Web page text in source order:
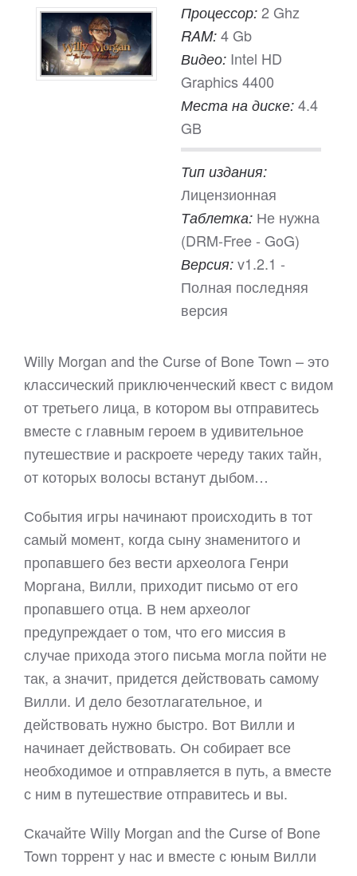
Процессор: 2 Ghz
RAM: 4 Gb
Видео: Intel HD
Graphics 4400
Места на диске: 4.4
GB
Тип издания:
Лицензионная
Таблетка: Не нужна
(DRM-Free - GoG)
Версия: v1.2.1 -
Полная последняя
версия
Willy Morgan and the Curse of Bone Town – это
классический приключенческий квест с видом
от третьего лица, в котором вы отправитесь
вместе с главным героем в удивительное
путешествие и раскроете череду таких тайн,
от которых волосы встанут дыбом…
События игры начинают происходить в тот
самый момент, когда сыну знаменитого и
пропавшего без вести археолога Генри
Моргана, Вилли, приходит письмо от его
пропавшего отца. В нем археолог
предупреждает о том, что его миссия в
случае прихода этого письма могла пойти не
так, а значит, придется действовать самому
Вилли. И дело безотлагательное, и
действовать нужно быстро. Вот Вилли и
начинает действовать. Он собирает все
необходимое и отправляется в путь, а вместе
с ним в путешествие отправитесь и вы.
Скачайте Willy Morgan and the Curse of Bone
Town торрент у нас и вместе с юным Вилли